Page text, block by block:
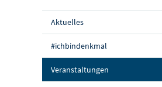
Aktuelles
#ichbindenkmal
Veranstaltungen(aktuelle Seite)